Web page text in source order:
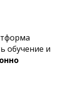
обучение и